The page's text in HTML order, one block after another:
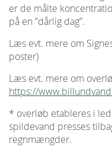
er de målte
på en ”dårlig dag”.
Læs evt. mere om
poster)
Læs evt. mere om
https://
* overløb etableres i
spildevand presses
regnmængder.